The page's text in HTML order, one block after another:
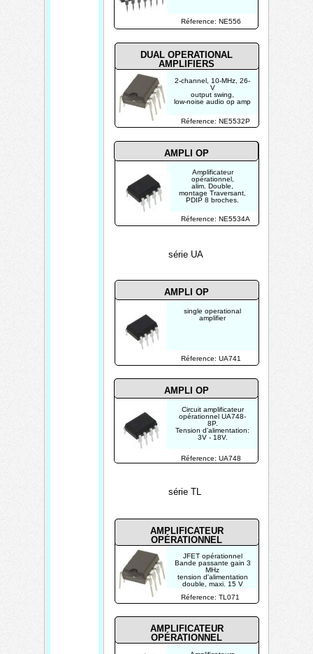
Réference: NE5532P
Réference: NE556
DUAL OPERATIONAL
AMPLIFIERS
AMPLI OP
Réference: NE5534A
2-channel, 10-MHz, 26-
V
output swing,
low-noise audio op amp
Amplificateur
opérationnel,
alim. Double,
montage Traversant,
PDIP 8 broches.
série UA
série TL
Réference: UA741
Réference: UA748
Réference: TL071
AMPLI OP
Circuit amplificateur
opérationnel UA748-
8P.
Tension d'alimentation:
3V - 18V.
single operational
amplifier
AMPLI OP
AMPLIFICATEUR
OPÉRATIONNEL
JFET opérationnel
Bande passante gain 3
MHz
tension d'alimentation
double, maxi. 15 V
AMPLIFICATEUR
OPÉRATIONNEL